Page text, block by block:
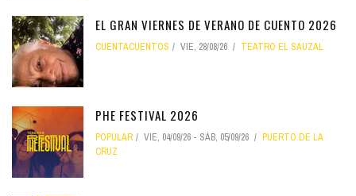
EL GRAN VIERNES DE VERANO DE CUENTO 2026
CUENTACUENTOS VIE, 28/08/26 TEATRO EL SAUZAL
PHE FESTIVAL 2026
POPULAR VIE, 04/09/26 - SÁB, 05/09/26
PUERTO DE LA
CRUZ